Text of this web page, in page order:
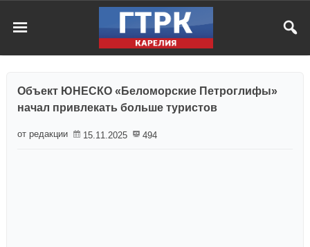
Объект ЮНЕСКО «Беломорские Петроглифы»
начал привлекать больше туристов
от редакции 15.11.2025 494